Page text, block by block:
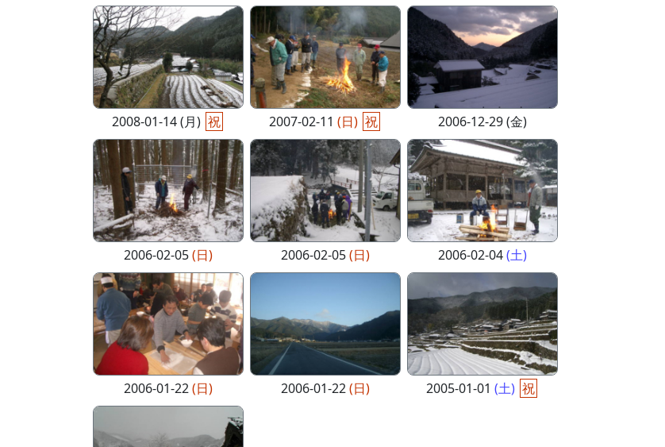
2008-01-14 (月) 祝 2007-02-11 (日) 祝 2006-12-29 (金)
2006-02-05(日) 2006-02-05(日) 2006-02-04(土)
2006-01-22(日) 2006-01-22(日) 2005-01-01 (土) 祝